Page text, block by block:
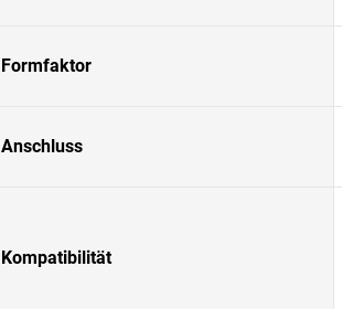
Formfaktor
Anschluss
Kompatibilität